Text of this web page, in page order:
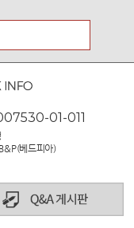
01-011
B&P(베드피아)